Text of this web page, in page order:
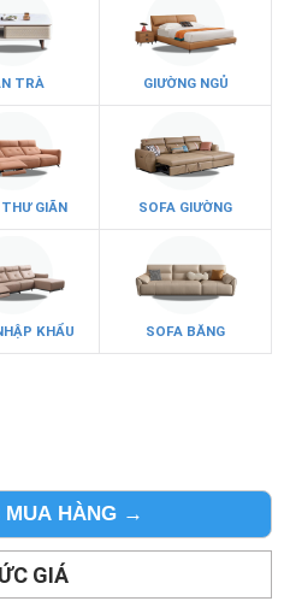
TRÀ GIƯỜNG NGỦ
GIÃN SOFA GIƯỜNG
KHẨU SOFA BĂNG
HÀNG →
GIÁ